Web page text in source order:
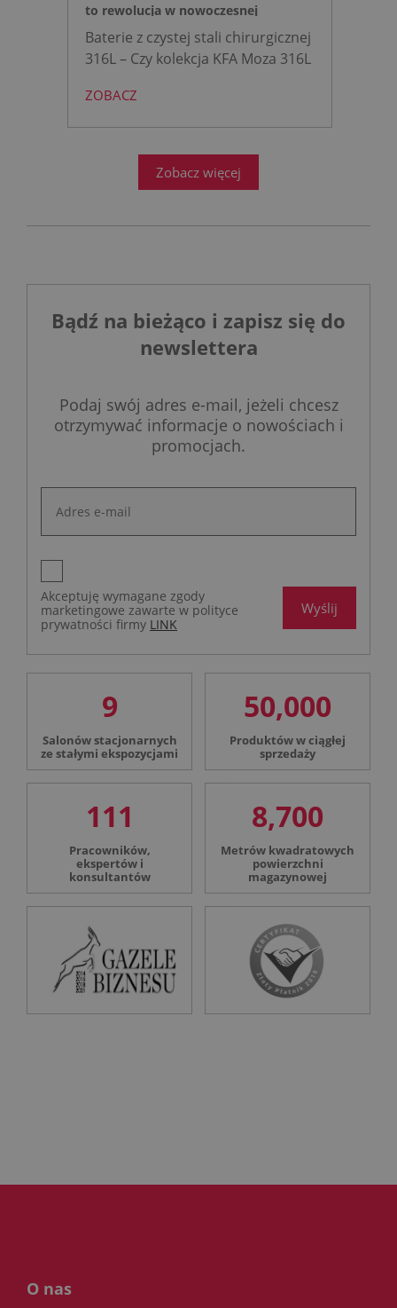
to rewolucja w nowoczesnej
łazience?
Baterie z czystej stali chirurgicznej
316L – Czy kolekcja KFA Moza 316L
łazience?
projektowanie łazienek stanęło
ZOBACZ
Zobacz więcej
Bądź na bieżąco i zapisz się do
newslettera
Podaj swój adres e-mail, jeżeli chcesz
otrzymywać informacje o nowościach i
promocjach.
Akceptuję wymagane zgody
marketingowe zawarte w polityce
prywatności firmy LINK
Wyślij
9
Salonów stacjonarnych
ze stałymi ekspozycjami
50,000
Produktów w ciągłej
sprzedaży
111
Pracowników,
ekspertów i
konsultantów
8,700
Metrów kwadratowych
powierzchni
magazynowej
O nas